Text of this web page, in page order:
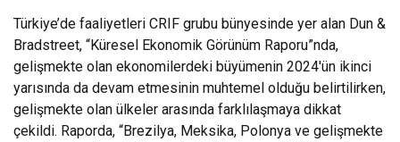
Türkiye’de faaliyetleri CRIF grubu bünyesinde yer alan Dun &
Bradstreet, “Küresel Ekonomik Görünüm Raporu”nda,
gelişmekte olan ekonomilerdeki büyümenin 2024'ün ikinci
yarısında da devam etmesinin muhtemel olduğu belirtilirken,
gelişmekte olan ülkeler arasında farklılaşmaya dikkat
çekildi. Raporda, “Brezilya, Meksika, Polonya ve gelişmekte